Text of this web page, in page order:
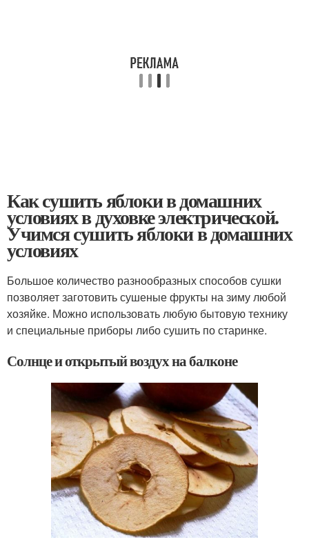
Как сушить яблоки в домашних
условиях в духовке электрической.
Учимся сушить яблоки в домашних
условиях
Большое количество разнообразных способов сушки
позволяет заготовить сушеные фрукты на зиму любой
хозяйке. Можно использовать любую бытовую технику
и специальные приборы либо сушить по старинке.
Солнце и открытый воздух на балконе